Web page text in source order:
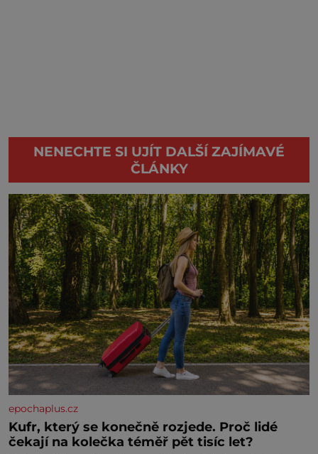
NENECHTE SI UJÍT DALŠÍ ZAJÍMAVÉ
ČLÁNKY
epochaplus.cz
Kufr, který se konečně rozjede. Proč lidé
čekají na kolečka téměř pět tisíc let?